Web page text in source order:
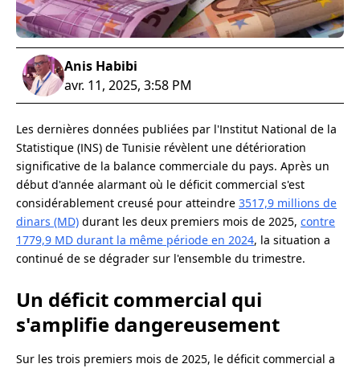
Anis Habibi
avr. 11, 2025, 3:58 PM
Les dernières données publiées par l'Institut National de la
Statistique (INS) de Tunisie révèlent une détérioration
significative de la balance commerciale du pays. Après un
début d'année alarmant où le déficit commercial s'est
considérablement creusé pour atteindre 3517,9 millions de
dinars (MD) durant les deux premiers mois de 2025, contre
1779,9 MD durant la même période en 2024, la situation a
continué de se dégrader sur l'ensemble du trimestre.
Un déficit commercial qui
s'amplifie dangereusement
Sur les trois premiers mois de 2025, le déficit commercial a